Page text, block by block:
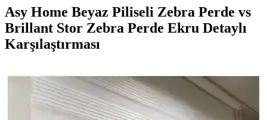
Asy Home Beyaz Piliseli Zebra Perde vs
Brillant Stor Zebra Perde Ekru Detaylı
Karşılaştırması